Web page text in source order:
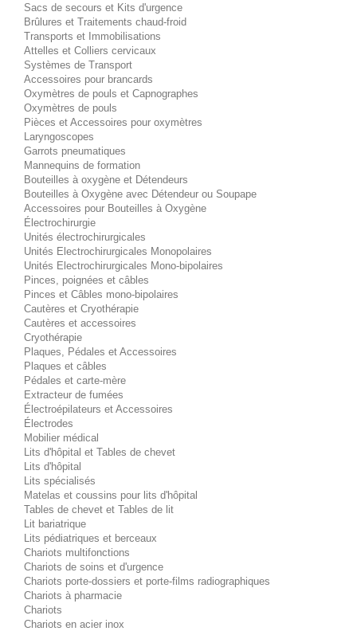
Sacs de secours et Kits d'urgence
Brûlures et Traitements chaud-froid
Transports et Immobilisations
Attelles et Colliers cervicaux
Systèmes de Transport
Accessoires pour brancards
Oxymètres de pouls et Capnographes
Oxymètres de pouls
Pièces et Accessoires pour oxymètres
Laryngoscopes
Garrots pneumatiques
Mannequins de formation
Bouteilles à oxygène et Détendeurs
Bouteilles à Oxygène avec Détendeur ou Soupape
Accessoires pour Bouteilles à Oxygène
Électrochirurgie
Unités électrochirurgicales
Unités Electrochirurgicales Monopolaires
Unités Electrochirurgicales Mono-bipolaires
Pinces, poignées et câbles
Pinces et Câbles mono-bipolaires
Cautères et Cryothérapie
Cautères et accessoires
Cryothérapie
Plaques, Pédales et Accessoires
Plaques et câbles
Pédales et carte-mère
Extracteur de fumées
Électroépilateurs et Accessoires
Électrodes
Mobilier médical
Lits d'hôpital et Tables de chevet
Lits d'hôpital
Lits spécialisés
Matelas et coussins pour lits d'hôpital
Tables de chevet et Tables de lit
Lit bariatrique
Lits pédiatriques et berceaux
Chariots multifonctions
Chariots de soins et d'urgence
Chariots porte-dossiers et porte-films radiographiques
Chariots à pharmacie
Chariots
Chariots en acier inox